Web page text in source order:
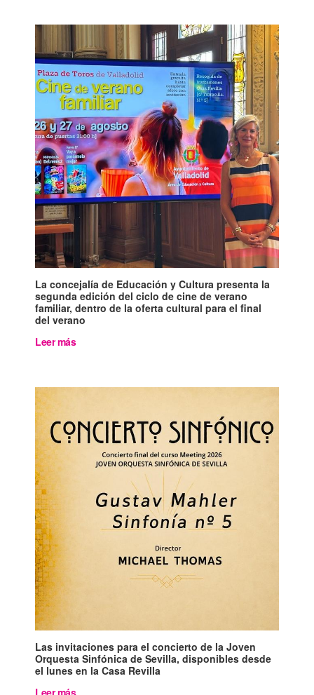
La concejalía de Educación y Cultura presenta la
segunda edición del ciclo de cine de verano
familiar, dentro de la oferta cultural para el final
del verano
Leer más
Las invitaciones para el concierto de la Joven
Orquesta Sinfónica de Sevilla, disponibles desde
el lunes en la Casa Revilla